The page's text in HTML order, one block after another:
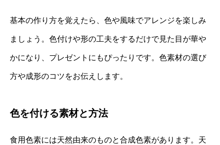
基本の作り方を覚えたら、色や風味でアレンジを楽しみ
ましょう。色付けや形の工夫をするだけで見た目が華や
かになり、プレゼントにもぴったりです。色素材の選び
方や成形のコツをお伝えします。
色を付ける素材と方法
食用色素には天然由来のものと合成色素があります。天